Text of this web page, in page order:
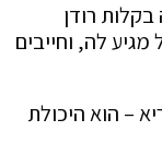
רודן
לה, וחייבים
– הוא היכולת